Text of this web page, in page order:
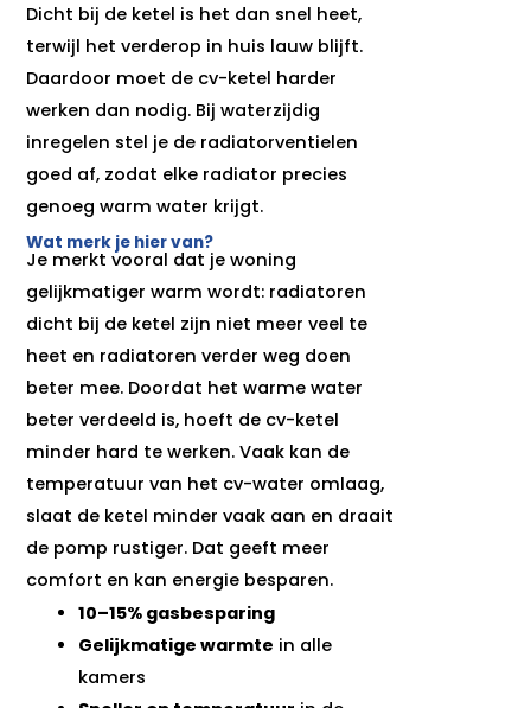
Dicht bij de ketel is het dan snel heet,
terwijl het verderop in huis lauw blijft.
Daardoor moet de cv-ketel harder
werken dan nodig. Bij waterzijdig
inregelen stel je de radiatorventielen
goed af, zodat elke radiator precies
genoeg warm water krijgt.
Wat merk je hier van?
Je merkt vooral dat je woning
gelijkmatiger warm wordt: radiatoren
dicht bij de ketel zijn niet meer veel te
heet en radiatoren verder weg doen
beter mee. Doordat het warme water
beter verdeeld is, hoeft de cv-ketel
minder hard te werken. Vaak kan de
temperatuur van het cv-water omlaag,
slaat de ketel minder vaak aan en draait
de pomp rustiger. Dat geeft meer
comfort en kan energie besparen.
10–15% gasbesparing
Gelijkmatige warmte in alle
kamers